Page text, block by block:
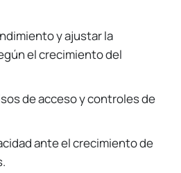
y ajustar la
el crecimiento del
de acceso y controles de
ante el crecimiento de